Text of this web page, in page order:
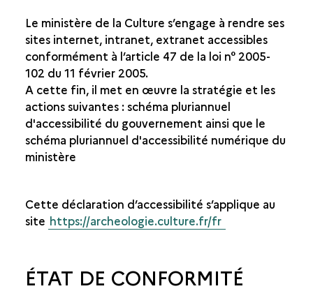
Le ministère de la Culture s’engage à rendre ses
sites internet, intranet, extranet accessibles
conformément à l’article 47 de la loi n° 2005-
102 du 11 février 2005.
A cette fin, il met en œuvre la stratégie et les
actions suivantes : schéma pluriannuel
d'accessibilité du gouvernement ainsi que le
schéma pluriannuel d'accessibilité numérique du
ministère
Cette déclaration d’accessibilité s’applique au
site https://archeologie.culture.fr/fr
ÉTAT DE CONFORMITÉ